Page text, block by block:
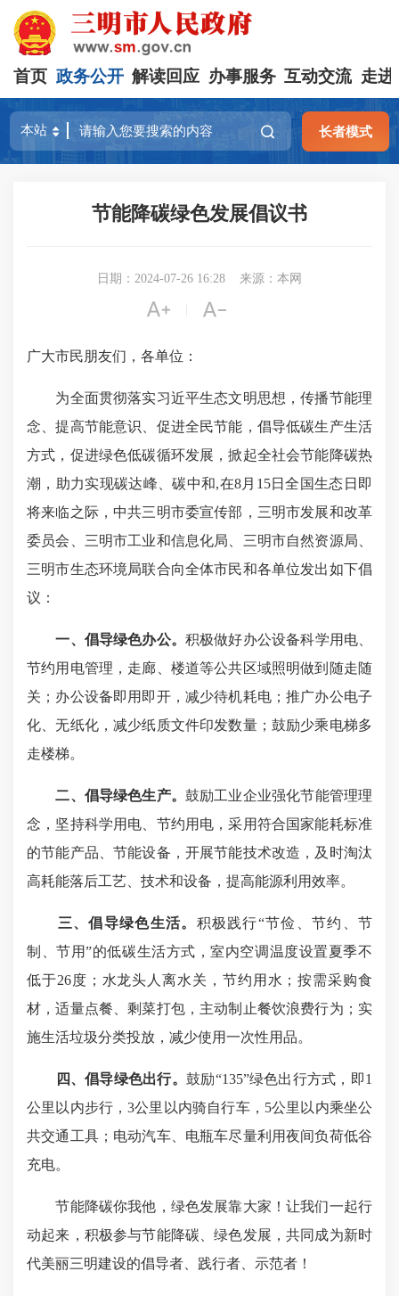
首页 政务公开 解读回应 办事服务 互动交流 走进
长者模式
节能降碳绿色发展倡议书
日期：2024-07-26 16:28 来源：本网
 
广大市民朋友们，各单位：
为全面贯彻落实习近平生态文明思想，传播节能理
念、提高节能意识、促进全民节能，倡导低碳生产生活
方式，促进绿色低碳循环发展，掀起全社会节能降碳热
潮，助力实现碳达峰、碳中和,在8月15日全国生态日即
将来临之际，中共三明市委宣传部，三明市发展和改革
委员会、三明市工业和信息化局、三明市自然资源局、
三明市生态环境局联合向全体市民和各单位发出如下倡
议：
一、倡导绿色办公。 积极做好办公设备科学用电、
节约用电管理，走廊、楼道等公共区域照明做到随走随
关；办公设备即用即开，减少待机耗电；推广办公电子
化、无纸化，减少纸质文件印发数量；鼓励少乘电梯多
走楼梯。
二、倡导绿色生产。 鼓励工业企业强化节能管理理
念，坚持科学用电、节约用电，采用符合国家能耗标准
的节能产品、节能设备，开展节能技术改造，及时淘汰
高耗能落后工艺、技术和设备，提高能源利用效率。
三、倡导绿色生活。 积极践行“节俭、节约、节
制、节用”的低碳生活方式，室内空调温度设置夏季不
低于26度；水龙头人离水关，节约用水；按需采购食
材，适量点餐、剩菜打包，主动制止餐饮浪费行为；实
施生活垃圾分类投放，减少使用一次性用品。
四、倡导绿色出行。鼓励“135”绿色出行方式，即1
公里以内步行，3公里以内骑自行车，5公里以内乘坐公
共交通工具；电动汽车、电瓶车尽量利用夜间负荷低谷
充电。
节能降碳你我他，绿色发展靠大家！让我们一起行
动起来，积极参与节能降碳、绿色发展，共同成为新时
代美丽三明建设的倡导者、践行者、示范者！